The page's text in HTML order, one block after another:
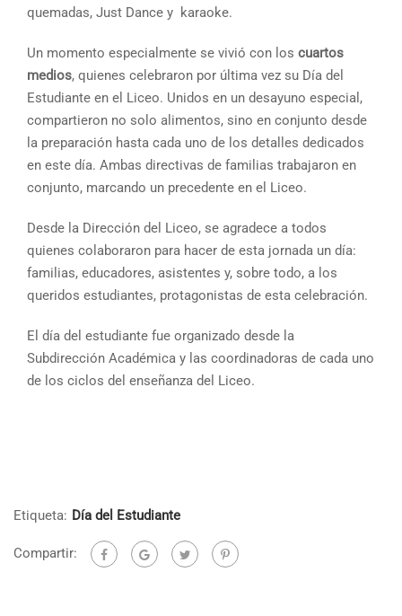
quemadas, Just Dance y karaoke.
Un momento especialmente se vivió con los cuartos
medios, quienes celebraron por última vez su Día del
Estudiante en el Liceo. Unidos en un desayuno especial,
compartieron no solo alimentos, sino en conjunto desde
la preparación hasta cada uno de los detalles dedicados
en este día. Ambas directivas de familias trabajaron en
conjunto, marcando un precedente en el Liceo.
Desde la Dirección del Liceo, se agradece a todos
quienes colaboraron para hacer de esta jornada un día:
familias, educadores, asistentes y, sobre todo, a los
queridos estudiantes, protagonistas de esta celebración.
El día del estudiante fue organizado desde la
Subdirección Académica y las coordinadoras de cada uno
de los ciclos del enseñanza del Liceo.
Etiqueta: Día del Estudiante
Compartir: